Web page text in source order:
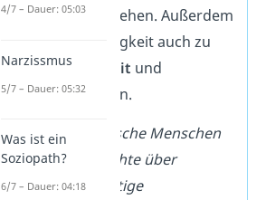
undKrisenumzugehen. Außerdem
kann Empathielosigkeit auch zu
mehrBesonnenheit und
Sachlichkeitführen.
Beispiel :Empathische Menschen
sind über TV-Berichte über
beispielsweise blutige
4/7 – Dauer: 05:03
Narzissmus
5/7 – Dauer: 05:32
Was ist ein
Soziopath?
6/7 – Dauer: 04:18